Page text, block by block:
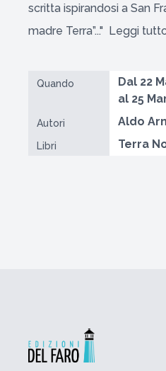
scritta ispirandosi a San
madre Terra”..." Leggi
Quando
Dal 22
al 25
Autori Aldo
Libri Terra